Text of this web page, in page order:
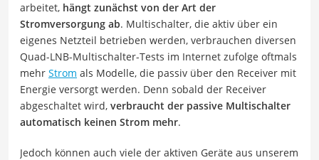
arbeitet, hängt zunächst von der Art der
Stromversorgung ab. Multischalter, die aktiv über ein
eigenes Netzteil betrieben werden, verbrauchen diversen
Quad-LNB-Multischalter-Tests im Internet zufolge oftmals
mehr Strom als Modelle, die passiv über den Receiver mit
Energie versorgt werden. Denn sobald der Receiver
abgeschaltet wird, verbraucht der passive Multischalter
automatisch keinen Strom mehr.
Jedoch können auch viele der aktiven Geräte aus unserem